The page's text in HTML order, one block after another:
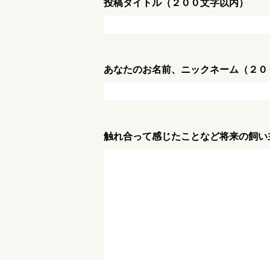
投稿タイトル（２００文字以内）
あなたのお名前、ニックネーム（２
触れ合って感じたことなど将来の飼